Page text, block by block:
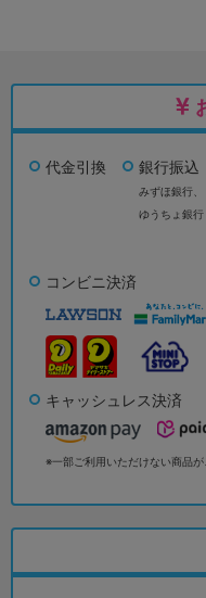
代金引換 銀行振込
みずほ銀行、
ゆうちょ銀行
コンビニ決済
キャッシュレス決済
※一部ご利用いただけない商品が